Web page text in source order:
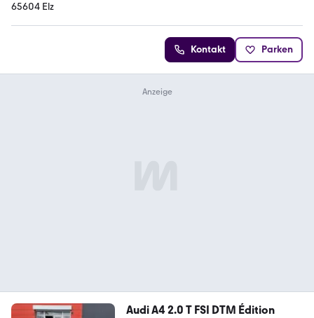
65604 Elz
Kontakt Parken
Audi A4 2.0 T FSI DTM Édition